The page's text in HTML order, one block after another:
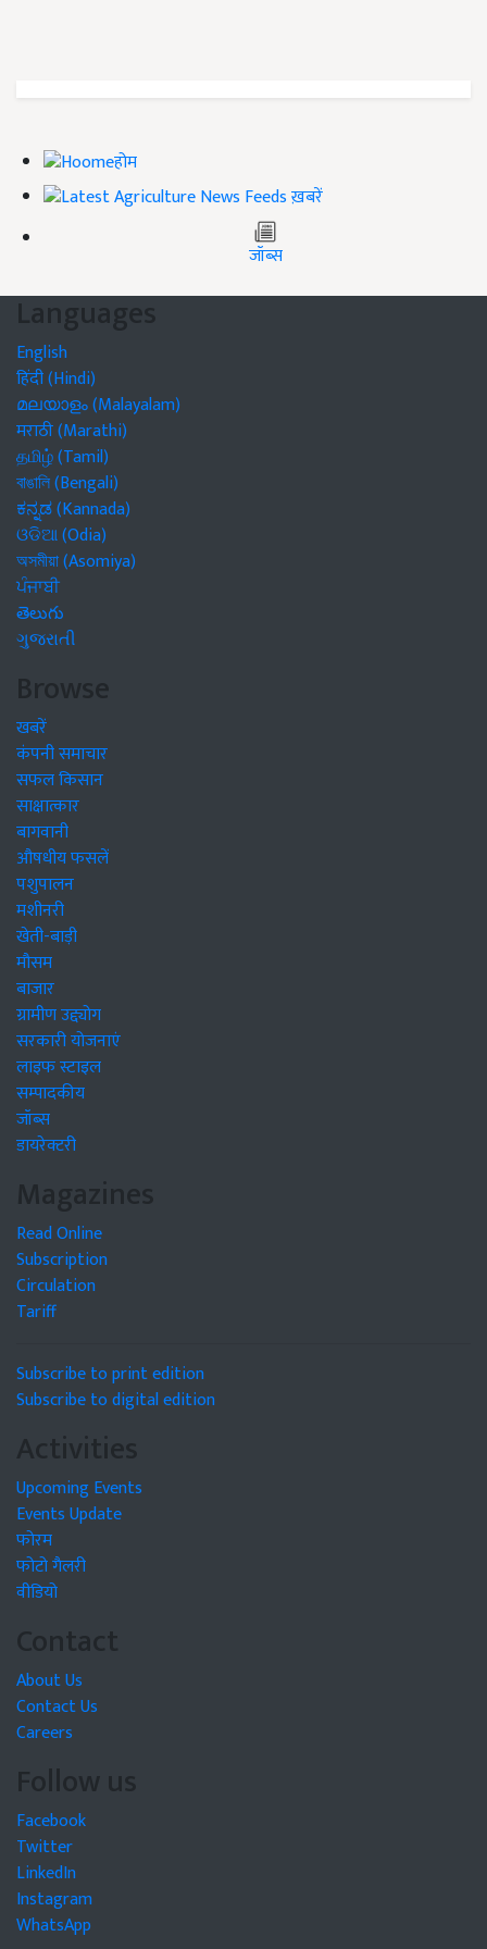
होम
ख़बरें
जॉब्स
Languages
English
हिंदी (Hindi)
മലയാളം (Malayalam)
मराठी (Marathi)
தமிழ் (Tamil)
বাঙালি (Bengali)
ಕನ್ನಡ (Kannada)
ଓଡିଆ (Odia)
অসমীয়া (Asomiya)
ਪੰਜਾਬੀ
తెలుగు
ગુજરાતી
Browse
खबरें
कंपनी समाचार
सफल किसान
साक्षात्कार
बागवानी
औषधीय फसलें
पशुपालन
मशीनरी
खेती-बाड़ी
मौसम
बाजार
ग्रामीण उद्द्योग
सरकारी योजनाएं
लाइफ स्टाइल
सम्पादकीय
जॉब्स
डायरेक्टरी
Magazines
Read Online
Subscription
Circulation
Tariff
Subscribe to print edition
Subscribe to digital edition
Activities
Upcoming Events
Events Update
फोरम
फोटो गैलरी
वीडियो
Contact
About Us
Contact Us
Careers
Follow us
Facebook
Twitter
LinkedIn
Instagram
WhatsApp